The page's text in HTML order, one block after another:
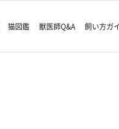
猫図鑑 獣医師Q&A 飼い方ガ